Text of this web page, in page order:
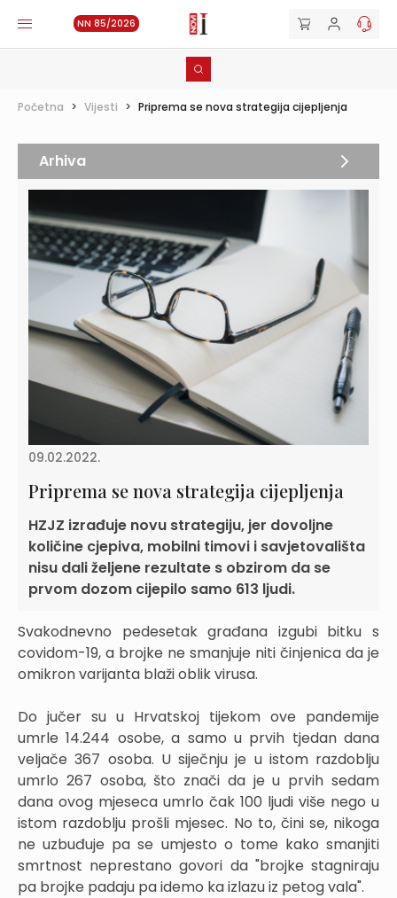
NN 85/2026
Početna > Vijesti > Priprema se nova strategija cijepljenja
09.02.2022.
Priprema se nova strategija cijepljenja
HZJZ izrađuje novu strategiju, jer dovoljne
količine cjepiva, mobilni timovi i savjetovališta
nisu dali željene rezultate s obzirom da se
prvom dozom cijepilo samo 613 ljudi.
Svakodnevno pedesetak građana izgubi bitku s
covidom-19, a brojke ne smanjuje niti činjenica da je
omikron varijanta blaži oblik virusa.
Do jučer su u Hrvatskoj tijekom ove pandemije
umrle 14.244 osobe, a samo u prvih tjedan dana
veljače 367 osoba. U siječnju je u istom razdoblju
umrlo 267 osoba, što znači da je u prvih sedam
dana ovog mjeseca umrlo čak 100 ljudi više nego u
istom razdoblju prošli mjesec. No to, čini se, nikoga
ne uzbuđuje pa se umjesto o tome kako smanjiti
smrtnost neprestano govori da "brojke stagniraju
pa brojke padaju pa idemo ka izlazu iz petog vala".
Arhiva